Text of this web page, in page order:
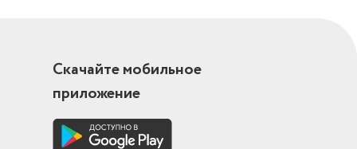
Скачайте мобильное
приложение